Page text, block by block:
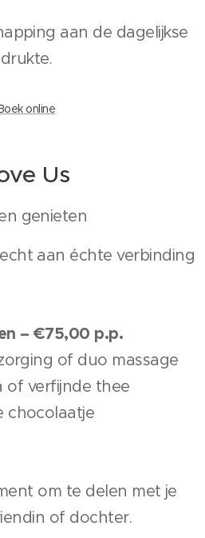
aan de dagelijkse
drukte.
online
Us
genieten
aan échte verbinding
– €75,00 p.p.
of duo massage
of verfijnde thee
chocolaatje
om te delen met je
of dochter.